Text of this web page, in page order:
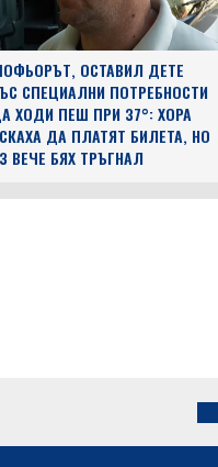
ОСТАВИЛ ДЕТЕ
СПЕЦИАЛНИ ПОТРЕБНОСТИ
ХОДИ ПЕШ ПРИ 37°: ХОРА
ДА ПЛАТЯТ БИЛЕТА, НО
ВЕЧЕ БЯХ ТРЪГНАЛ